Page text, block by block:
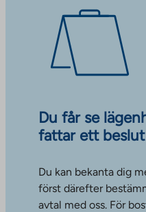
Du får se
fattar ett beslut
Du kan bekanta dig
först därefter
avtal med oss. För